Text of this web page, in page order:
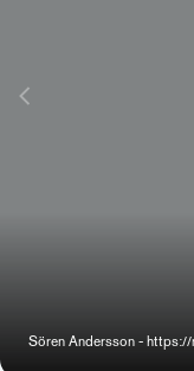
Sören Andersson -